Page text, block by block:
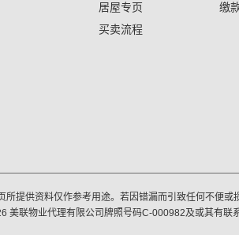
居屋专页
买卖流程
缴
所提供资料仅作参考用途。若因错漏而引致任何不便
美联物业代理有限公司牌照号码C-000982及或其有联